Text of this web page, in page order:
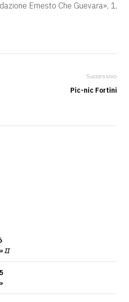
Ernesto Che Guevara», 1,
Successivo
Pic-nic Fortini
II